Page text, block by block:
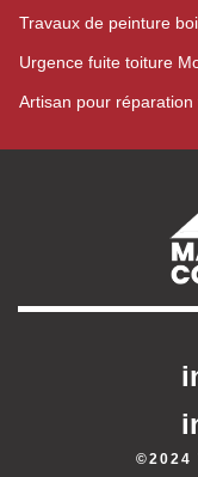
Travaux de peinture
Urgence fuite toiture
Artisan pour
©2024